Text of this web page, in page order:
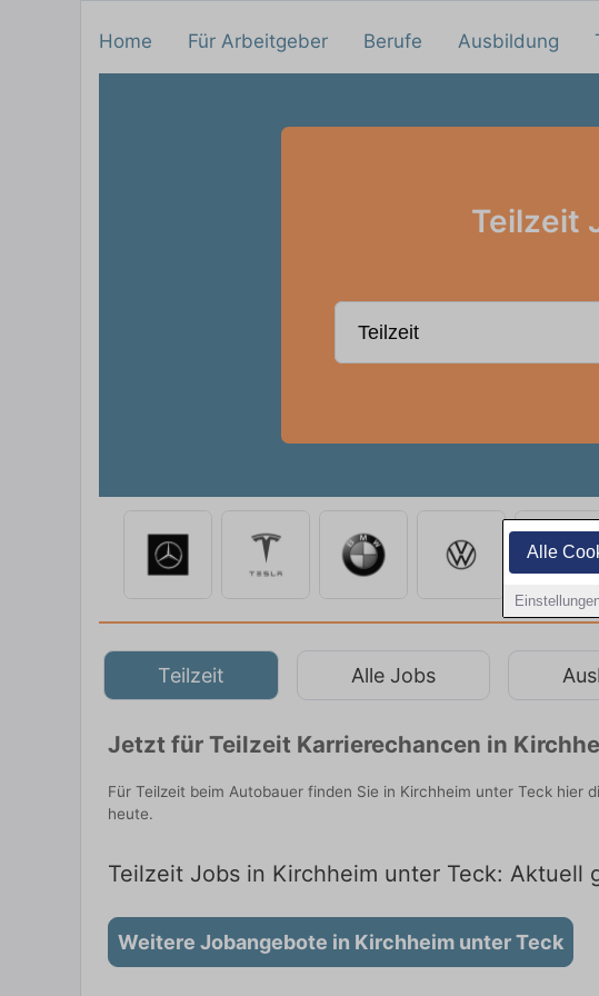
Alle
Home Für Arbeitgeber Berufe Ausbildung
Teilzeit
Teilzeit Alle Jobs
Jetzt für Teilzeit Karrierechancen in
Für Teilzeit beim Autobauer finden Sie in Kirchheim unter Teck
heute.
Teilzeit Jobs in Kirchheim unter Teck:
Weitere Jobangebote in Kirchheim unter Teck